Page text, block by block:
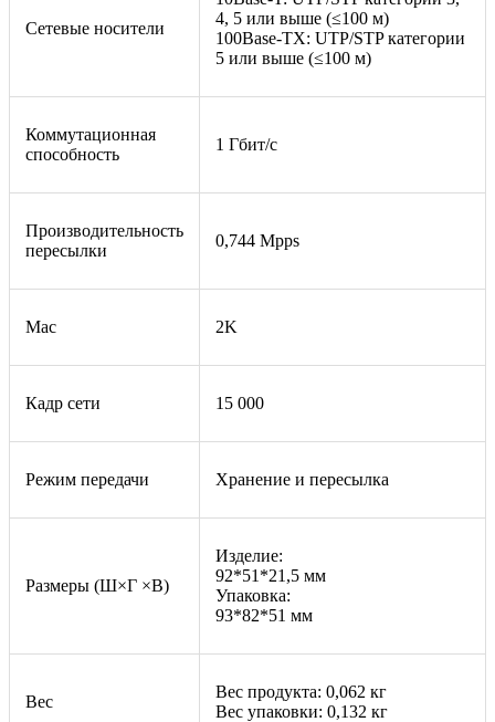
Сетевые носители
4, 5 или выше (≤100 м)
100Base-TX: UTP/STP категории
5 или выше (≤100 м)
Коммутационная
способность
1 Гбит/с
Производительность
пересылки
0,744 Mpps
Mac 2K
Кадр сети 15 000
Режим передачи Хранение и пересылка
Размеры (Ш×Г ×В)
Изделие:
92*51*21,5 мм
Упаковка:
93*82*51 мм
Вес
Вес продукта: 0,062 кг
Вес упаковки: 0,132 кг